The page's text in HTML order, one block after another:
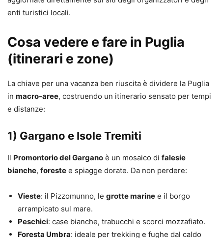
enti turistici locali.
Cosa vedere e fare in Puglia
(itinerari e zone)
La chiave per una vacanza ben riuscita è dividere la Puglia
in macro-aree, costruendo un itinerario sensato per tempi
e distanze:
1) Gargano e Isole Tremiti
Il Promontorio del Gargano è un mosaico di falesie
bianche, foreste e spiagge dorate. Da non perdere:
Vieste: il Pizzomunno, le grotte marine e il borgo
arrampicato sul mare.
Peschici: case bianche, trabucchi e scorci mozzafiato.
Foresta Umbra: ideale per trekking e fughe dal caldo